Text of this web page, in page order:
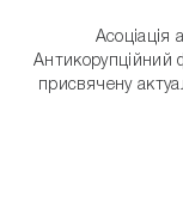
Асоціація
Антикорупційний
присвячену